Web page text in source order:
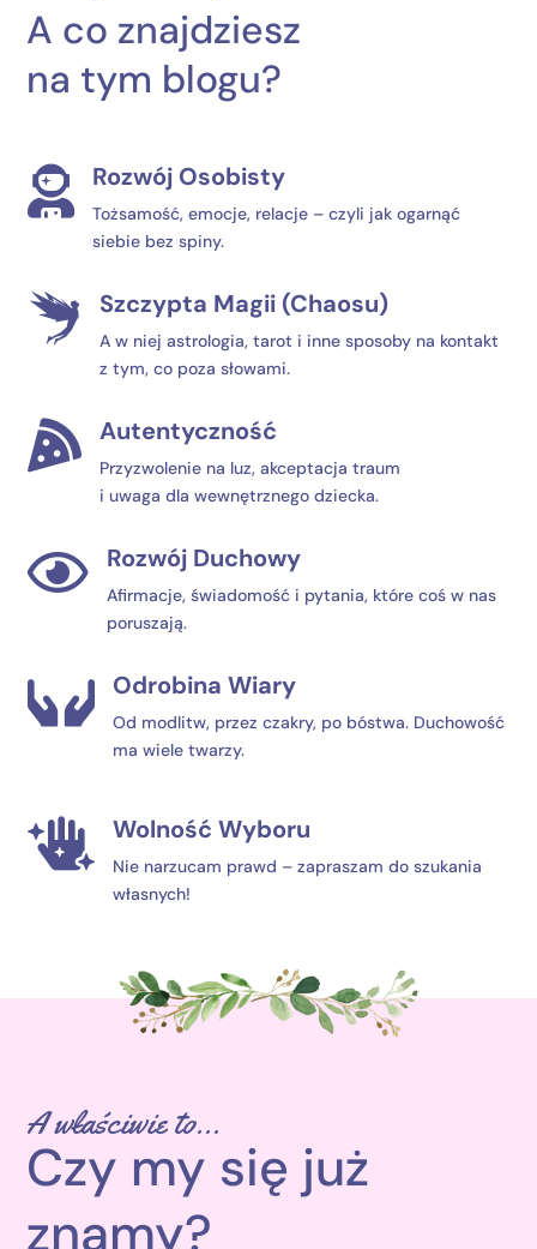
A co znajdziesz
na tym blogu?
 Rozwój Osobisty
Tożsamość, emocje, relacje – czyli jak ogarnąć
siebie bez spiny.
 Szczypta Magii (Chaosu)
A w niej astrologia, tarot i inne sposoby na kontakt
z tym, co poza słowami.
 Autentyczność
Przyzwolenie na luz, akceptacja traum
i uwaga dla wewnętrznego dziecka.
 Rozwój Duchowy
Afirmacje, świadomość i pytania, które coś w nas
poruszają.
 Odrobina Wiary
Od modlitw, przez czakry, po bóstwa. Duchowość
ma wiele twarzy.
 Wolność Wyboru
Nie narzucam prawd – zapraszam do szukania
własnych!
A właściwie to…
Czy my się już
znamy?